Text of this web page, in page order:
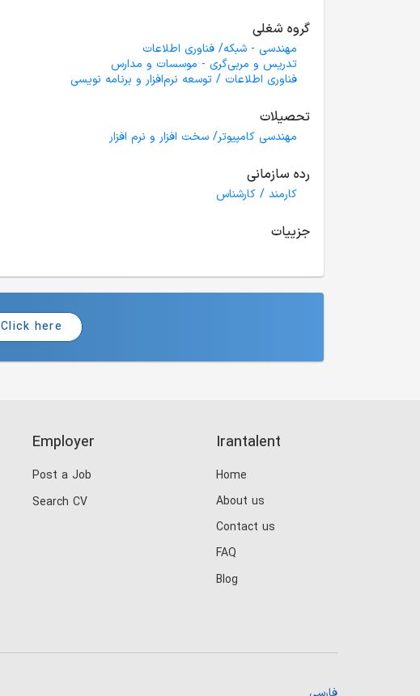
گروه شغلی
مهندسی - شبکه/ فناوری اطلاعات
تدریس و مربی‌گری - موسسات و مدارس
فناوری اطلاعات / توسعه نرم‌افزار و برنامه نویسی
تحصیلات
مهندسی کامپیوتر/ سخت افزار و نرم افزار
رده سازمانی
کارمند / کارشناس
جزییات
Click here
Employer
Post a Job
Search CV
Irantalent
Home
About us
Contact us
FAQ
Blog